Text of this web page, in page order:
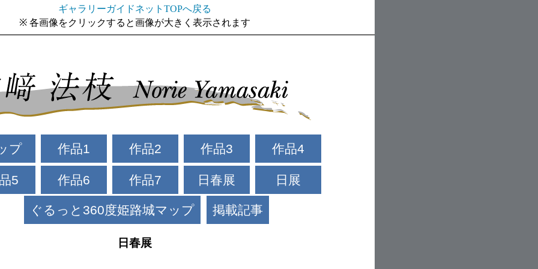
ギャラリーガイドネットTOPへ戻る
※ 各画像をクリックすると画像が大きく表示されます
プ 作品1 作品2 作品3 作品4
5 作品6 作品7 日春展 日展
ぐるっと360度姫路城マップ 掲載記事
日春展